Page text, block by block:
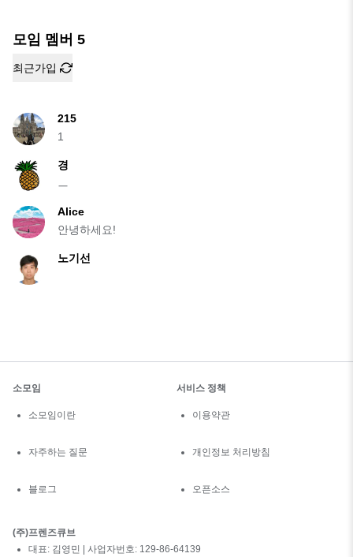
모임 멤버 5
최근가입
215
1
경
ㅡ
Alice
안녕하세요!
노기선
소모임
소모임이란
자주하는 질문
블로그
서비스 정책
이용약관
개인정보 처리방침
오픈소스
(주)프렌즈큐브
대표: 김영민 | 사업자번호: 129-86-64139